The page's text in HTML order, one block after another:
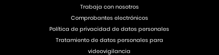
Trabaja con nosotros
Comprobantes electrónicos
Política de privacidad de datos personales
Tratamiento de datos personales para
videovigilancia